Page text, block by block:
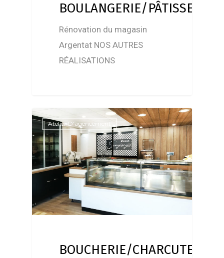
BOULANGERIE/PÂTISSERIE/
Rénovation du magasin
Argentat NOS AUTRES
RÉALISATIONS
Atelier D'agencement
BOUCHERIE/CHARCUTERIE/